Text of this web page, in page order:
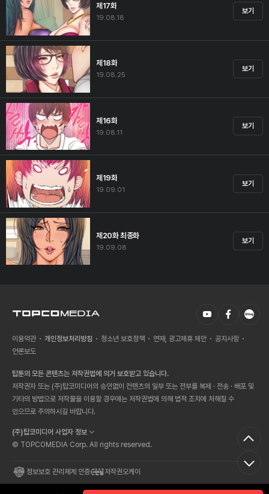
제17화
19.08.18
보기
제18화
19.08.25
보기
제16화
19.08.11
보기
제19화
19.09.01
보기
제20화 최종화
19.09.08
보기
이용약관 개인정보처리방침 청소년 보호정책 연재, 광고제휴 제안
공지사항
언론보도
탑툰의 모든 콘텐츠는 저작권법에 의거 보호받고 있습니다.
저작권자 또는 (주)탑코미디어의 승인없이 컨텐츠의 일부 또는 전부를 복제 · 전송 · 배포 및
기타의 방법으로 저작물을 이용할 경우에는 저작권법에 의해 법적 조치에 처해질 수
있으므로 주의하시길 바랍니다.
(주)탑코미디어 사업자 정보
© TOPCOMEDIA Corp. All rights reserved.
정보보호 관리체계 인증 저작권오케이